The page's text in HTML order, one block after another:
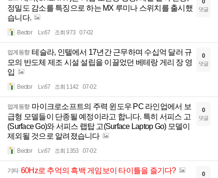
정밀도 감소를 특징으로 하는 MX 루미나 스위치를 출시했
습니다.
Bector Lv.67 조회 973 07-02
댓글
업계동향 테슬라, 인텔에서 17년간 근무하며 수십억 달러 규
모의 반도체 제조 시설 설립을 이끌었던 베테랑 게리 장 영
입
Bector Lv.67 조회 1142 07-02
0
댓글
업계동향 마이크로소프트의 주력 윈도우 PC 라인업에서 보
급형 모델들이 단종될 예정이라고 합니다. 특히 서피스 고
(Surface Go)와 서피스 랩탑 고(Surface Laptop Go) 모델이
제외될 것으로 알려졌습니다
Bector Lv.67 조회 1353 07-02
0
댓글
기타 60Hz로 추억의 흑백 게임보이 타이틀을 즐기다? 0